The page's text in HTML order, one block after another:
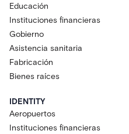
Educación
Instituciones financieras
Gobierno
Asistencia sanitaria
Fabricación
Bienes raíces
IDENTITY
Aeropuertos
Instituciones financieras